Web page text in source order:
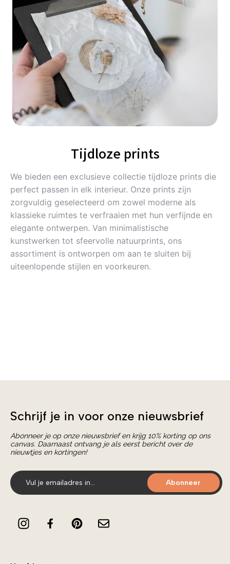
Tijdloze prints
We bieden een exclusieve collectie tijdloze prints die
perfect passen in elk interieur. Onze prints zijn
zorgvuldig geselecteerd om zowel moderne als
klassieke ruimtes te verfraaien met hun verfijnde en
elegante ontwerpen. Van minimalistische
kunstwerken tot sfeervolle natuurprints, ons
assortiment is ontworpen om aan te sluiten bij
uiteenlopende stijlen en voorkeuren.
Schrijf je in voor onze nieuwsbrief
Abonneer je op onze nieuwsbrief en krijg 10% korting op ons
canvas. Daarnaast ontvang je als eerst bericht over de
nieuwtjes en kortingen!
Abonneer